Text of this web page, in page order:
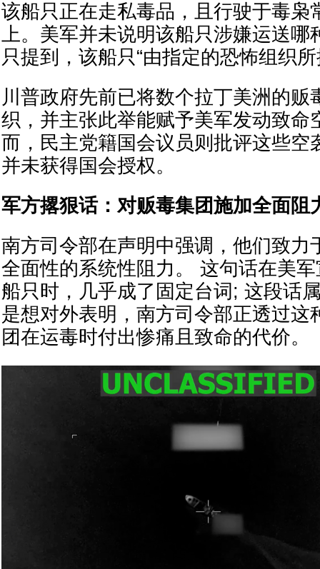
该船只正在走私毒品，且行驶于毒枭
上。美军并未说明该船只涉嫌运送哪
只提到，该船只“由指定的恐怖组织所
川普政府先前已将数个拉丁美洲的贩
织，并主张此举能赋予美军发动致命
而，民主党籍国会议员则批评这些空
并未获得国会授权。
军方撂狠话：对贩毒集团施加全面阻
南方司令部在声明中强调，他们致力
全面性的系统性阻力。 这句话在美
船只时，几乎成了固定台词; 这段话
是想对外表明，南方司令部正透过这
团在运毒时付出惨痛且致命的代价。